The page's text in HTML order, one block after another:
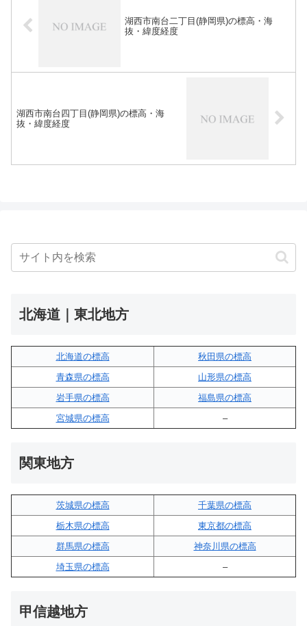
湖西市南台二丁目(静岡県)の標高・海
抜・緯度経度
湖西市南台四丁目(静岡県)の標高・海
抜・緯度経度
北海道｜東北地方
北海道の標高
秋田県の標高
青森県の標高
山形県の標高
岩手県の標高
福島県の標高
宮城県の標高
–
関東地方
茨城県の標高
千葉県の標高
栃木県の標高
東京都の標高
群馬県の標高
神奈川県の標高
埼玉県の標高
–
甲信越地方